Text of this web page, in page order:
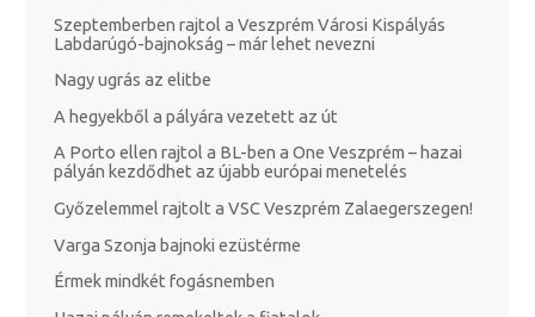
Szeptemberben rajtol a Veszprém Városi Kispályás
Labdarúgó-bajnokság – már lehet nevezni
Nagy ugrás az elitbe
A hegyekből a pályára vezetett az út
A Porto ellen rajtol a BL-ben a One Veszprém – hazai
pályán kezdődhet az újabb európai menetelés
Győzelemmel rajtolt a VSC Veszprém Zalaegerszegen!
Varga Szonja bajnoki ezüstérme
Érmek mindkét fogásnemben